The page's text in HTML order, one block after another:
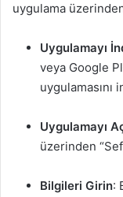
uygulama
Uygulamayı
veya Google
Uygulamayı
üzerinden
Bilgileri Girin: